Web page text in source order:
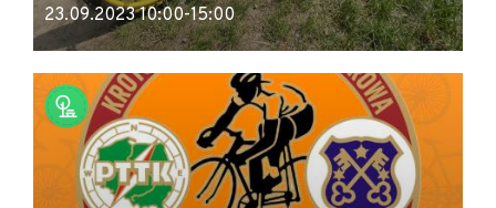
23.09.2023 10:00-15:00